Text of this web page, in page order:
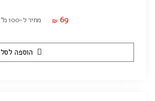
₪ 69 מחיר ל-100 מ"ל: ₪24.21
הוספה לסל